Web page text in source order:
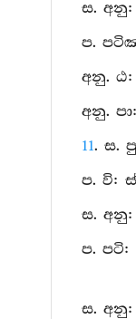
ස. අනු:
ප.
අනු. ඨ:
අනු.
11. ස.
ප. වි:
ස. අනු:
ප. පටි:
ස. අනු: